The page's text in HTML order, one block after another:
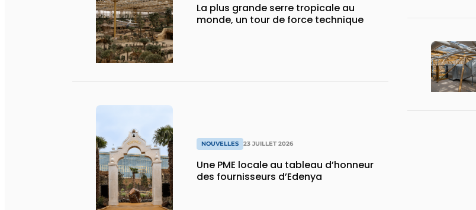
La plus grande serre tropicale au
monde, un tour de force technique
NOUVELLES 23 JUILLET 2026
Une PME locale au tableau d’honneur
des fournisseurs d’Edenya